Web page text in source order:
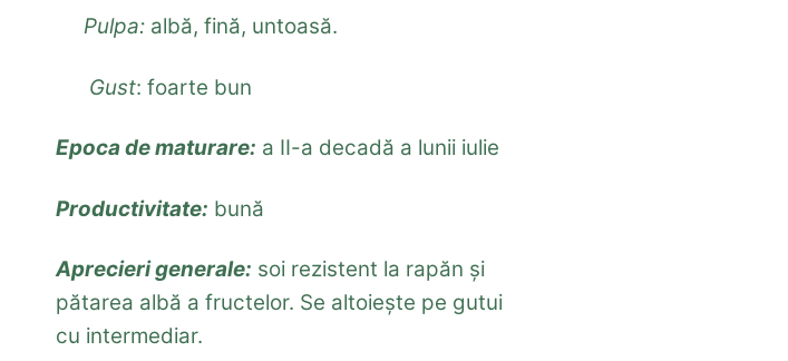
Pulpa: albă, fină, untoasă.
Gust: foarte bun
Epoca de maturare: a II-a decadă a lunii iulie
Productivitate: bună
Aprecieri generale: soi rezistent la rapăn și
pătarea albă a fructelor. Se altoiește pe gutui
cu intermediar.